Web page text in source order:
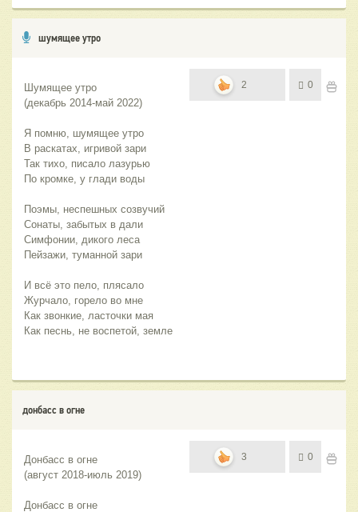
шумящее утро
Шумящее утро
(декабрь 2014-май 2022)
Я помню, шумящее утро
В раскатах, игривой зари
Так тихо, писало лазурью
По кромке, у глади воды
Поэмы, неспешных созвучий
Сонаты, забытых в дали
Симфонии, дикого леса
Пейзажи, туманной зари
И всё это пело, плясало
Журчало, горело во мне
Как звонкие, ласточки мая
Как песнь, не воспетой, земле
2 0
донбасс в огне
Донбасс в огне
(август 2018-июль 2019)
Донбасс в огне
3 0